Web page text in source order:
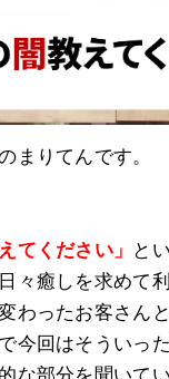
まりてんです。
てください」
と
々癒しを求めて
わったお客さん
今回はそういっ
な部分を聞いて